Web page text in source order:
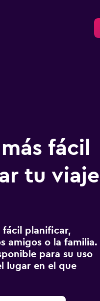
fácil
tu viaje
fácil planificar,
amigos o la familia.
para su uso
lugar en el que